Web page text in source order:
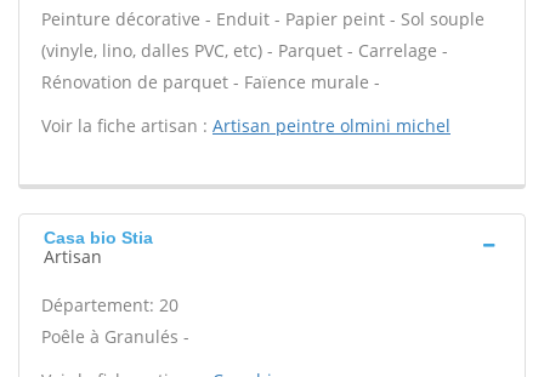
Peinture décorative - Enduit - Papier peint - Sol souple
(vinyle, lino, dalles PVC, etc) - Parquet - Carrelage -
Rénovation de parquet - Faïence murale -
Voir la fiche artisan : Artisan peintre olmini michel
Casa bio Stia
Artisan
Département: 20
Poêle à Granulés -